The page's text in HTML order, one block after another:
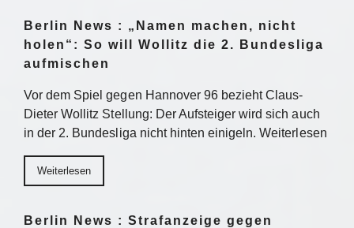
Berlin News : „Namen machen, nicht
holen“: So will Wollitz die 2. Bundesliga
aufmischen
Vor dem Spiel gegen Hannover 96 bezieht Claus-
Dieter Wollitz Stellung: Der Aufsteiger wird sich auch
in der 2. Bundesliga nicht hinten einigeln. Weiterlesen
Weiterlesen
Berlin News : Strafanzeige gegen